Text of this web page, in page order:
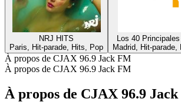
NRJ HITS
Paris, Hit-parade, Hits, Pop
Los 40
Madrid, Hit-parade,
À propos de CJAX 96.9 Jack FM
À propos de CJAX 96.9 Jack FM
À propos de CJAX 96.9